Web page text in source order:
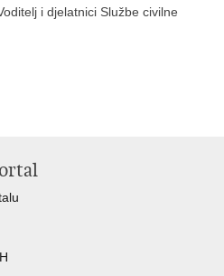
i djelatnici Službe civilne